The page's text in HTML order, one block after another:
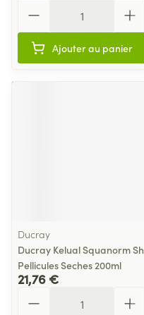
Ajouter au panier
Ducray
Ducray Kelual Squanorm Sh
Pellicules Seches 200ml
21,76 €